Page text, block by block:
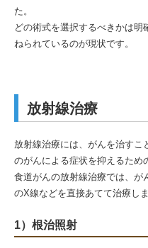
た。
どの術式を選択するべきかは
ねられているのが現状です。
放射線治療
放射線治療には、がんを治すこ
のがんによる症状を抑えるため
食道がんの放射線治療では、が
のX線などを直接あてて治療しま
1）根治照射